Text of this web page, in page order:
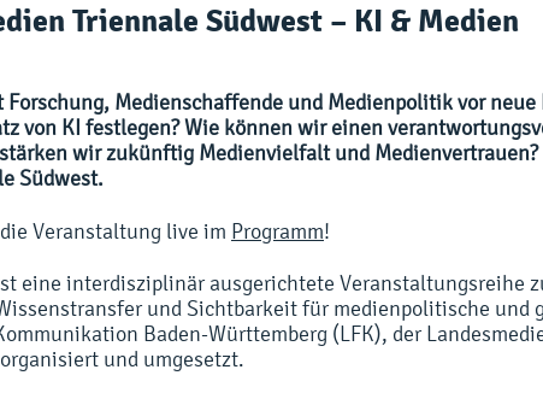
Triennale Südwest – KI & Medien
Medienschaffende und Medienpolitik vor
von KI festlegen? Wie können wir einen
wir zukünftig Medienvielfalt und
Südwest.
Veranstaltung live im Programm!
eine interdisziplinär ausgerichtete Veranstaltungsreihe
und Sichtbarkeit für medienpolitische und
Baden-Württemberg (LFK), der
und umgesetzt.